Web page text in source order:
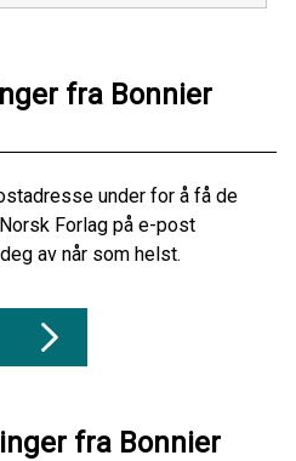
fra Bonnier
under for å få de
Forlag på e-post
av når som helst.
fra Bonnier